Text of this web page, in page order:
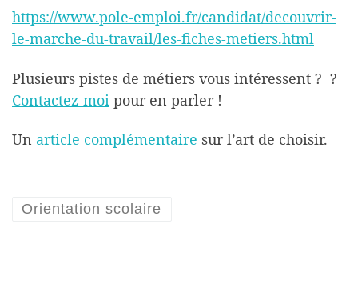
https://www.pole-emploi.fr/candidat/decouvrir-
le-marche-du-travail/les-fiches-metiers.html
Plusieurs pistes de métiers vous intéressent ? ?
Contactez-moi pour en parler !
Un article complémentaire sur l’art de choisir.
Orientation scolaire